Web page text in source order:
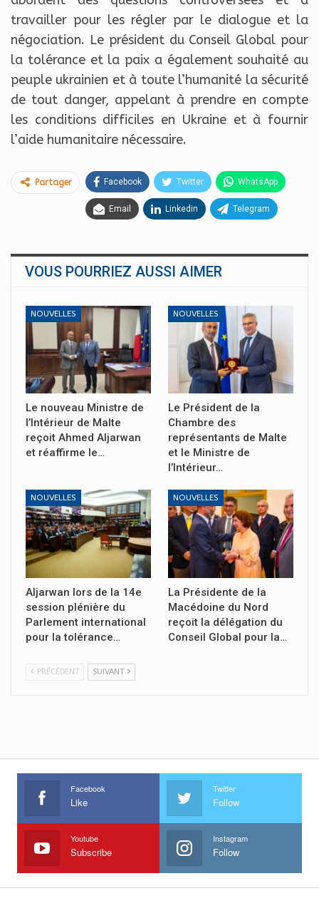
travailler pour les régler par le dialogue et la
négociation. Le président du Conseil Global pour
la tolérance et la paix a également souhaité au
peuple ukrainien et à toute l’humanité la sécurité
de tout danger, appelant à prendre en compte
les conditions difficiles en Ukraine et à fournir
l’aide humanitaire nécessaire.
Partager Facebook Twitter WhatsApp
Email Linkedin Telegram
VOUS POURRIEZ AUSSI AIMER
NOUVELLES
Le nouveau Ministre de
l’Intérieur de Malte
reçoit Ahmed Aljarwan
et réaffirme le…
NOUVELLES
Le Président de la
Chambre des
représentants de Malte
et le Ministre de
l’Intérieur…
NOUVELLES
Aljarwan lors de la 14e
session plénière du
Parlement international
pour la tolérance…
NOUVELLES
La Présidente de la
Macédoine du Nord
reçoit la délégation du
Conseil Global pour la…
PRÉCÉDENT SUIVANT
Facebook
Like
Twitter
Follow
Youtube
Subscribe
Instagram
Follow